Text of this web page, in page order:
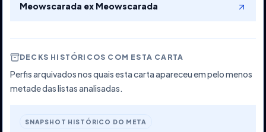
Meowscarada ex Meowscarada
DECKS HISTÓRICOS COM ESTA CARTA
Perfis arquivados nos quais esta carta apareceu em pelo menos
metade das listas analisadas.
SNAPSHOT HISTÓRICO DO META